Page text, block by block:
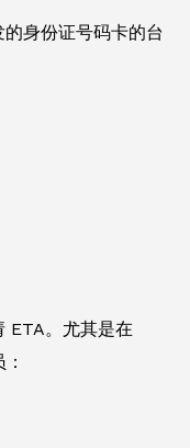
身份证号码卡的台
ETA。尤其是在